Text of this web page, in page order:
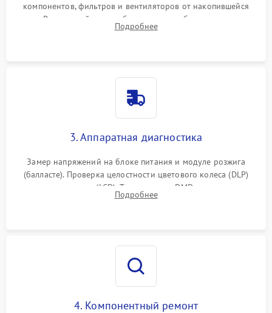
компонентов, фильтров и вентиляторов от накопившейся
пыли. Визуальный осмотр блока питания, балласта лампы и
материнской платы на наличие прогаров или вздутых
Подробнее
3. Аппаратная диагностика
Замер напряжений на блоке питания и модуле розжига
(балласте). Проверка целостности цветового колеса (DLP)
или поляризаторов (LCD). Тестирование DMD-чипа, датчиков
температуры и оптопар с помощью мультиметра и
Подробнее
4. Компонентный ремонт